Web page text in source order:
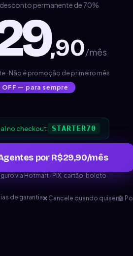
permanente de 70%
,90/mês
· Não é promoção de primeiro mês
OFF — para sempre
no checkout: STARTER70
por R$29,90/mês
via Hotmart · PIX, cartão, boleto
de garantia❌ Cancele quando quiser🤖